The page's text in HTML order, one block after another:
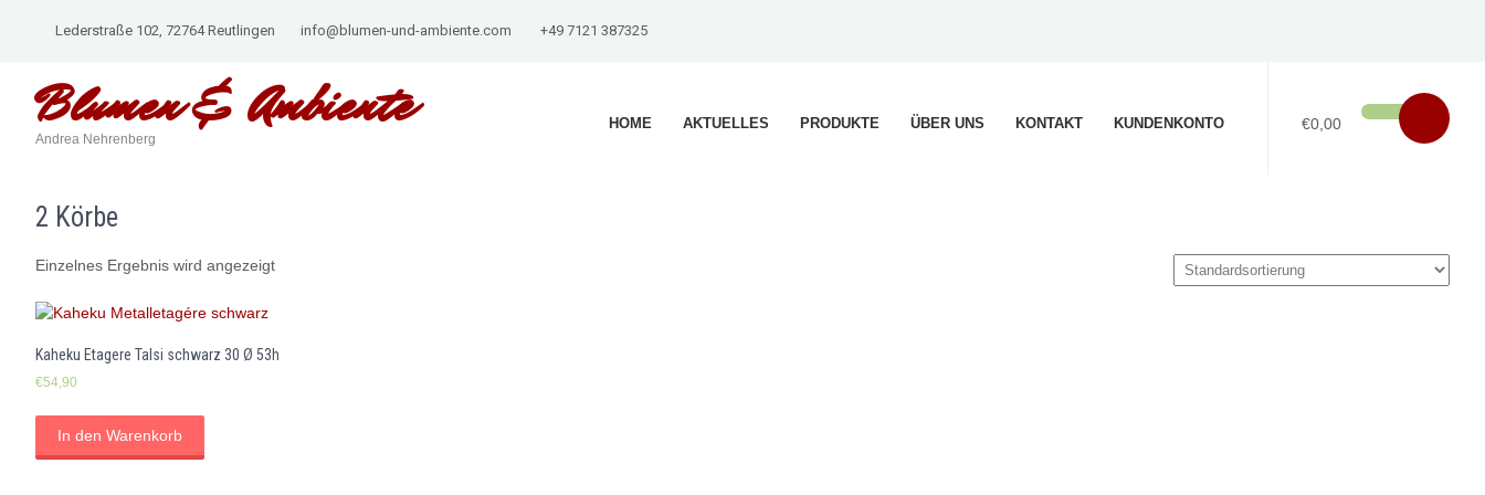
Lederstraße 102, 72764 Reutlingen info@blumen-und-ambiente.com +49 7121 387325
Blumen &Ambiente
Andrea Nehrenberg
€0,00
HOME AKTUELLES PRODUKTE ÜBER UNS KONTAKT KUNDENKONTO
2 Körbe
Einzelnes Ergebnis wird angezeigt
Kaheku Etagere Talsi schwarz 30 Ø 53h
€54,90
In den Warenkorb